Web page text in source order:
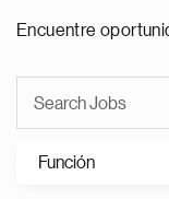
Encuentre
Función